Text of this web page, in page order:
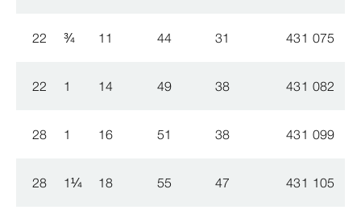
22 ¾ 11 44 31 431 075
22 1 14 49 38 431 082
28 1 16 51 38 431 099
28 1¼ 18 55 47 431 105